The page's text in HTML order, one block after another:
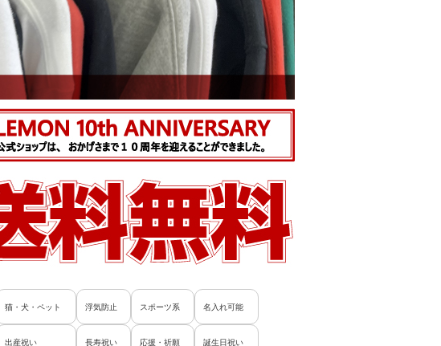
猫・犬・ペット 浮気防止 スポーツ系 名入れ可能
出産祝い 長寿祝い 応援・祈願 誕生日祝い